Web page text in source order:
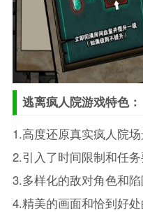
逃离疯人院游戏特色：
1.高度还原真实疯人院
2.引入了时间限制和任
3.多样化的敌对角色和
4.精美的画面和恰到好